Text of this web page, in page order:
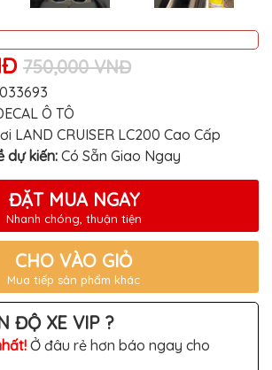
750,000 VNĐ
Ô TÔ
LAND CRUISER LC200 Cao Cấp
dự kiến:Có Sẵn Giao Ngay
ĐẶT MUA NGAY
Nhanh chóng, thuận tiện
CHO VÀO GIỎ
Mua tiếp sản phẩm khác
ĐỘ XE VIP ?
Ở đâu rẻ hơn báo ngay cho